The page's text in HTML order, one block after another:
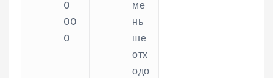
0
00
0
ме
нь
ше
отх
одо